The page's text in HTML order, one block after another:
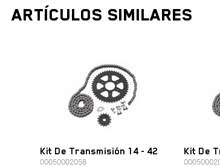
ARTÍCULOS SIMILARES
Kit De Transmisión 14 - 42
00050002058
Kit De